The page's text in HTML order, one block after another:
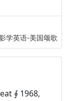
学英语-美国颂歌
∮ 1968,